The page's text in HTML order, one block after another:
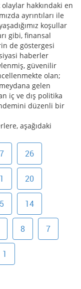
hakkındaki en
ayrıntıları ile
koşullar
gibi, finansal
de göstergesi
haberler
güvenilir
olan;
gelen
iç ve dış politika
düzenli bir
aşağıdaki
26
20
14
8 7
1